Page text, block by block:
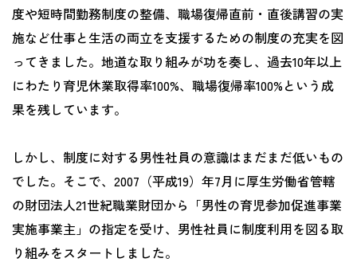
度や短時間勤務制度の整備、職場復帰直前・直後講習の実
施など仕事と生活の両立を支援するための制度の充実を図
ってきました。地道な取り組みが功を奏し、過去10年以上
にわたり育児休業取得率100%、職場復帰率100%という成
果を残しています。
しかし、制度に対する男性社員の意識はまだまだ低いもの
でした。そこで、2007（平成19）年7月に厚生労働省管轄
の財団法人21世紀職業財団から「男性の育児参加促進事業
実施事業主」の指定を受け、男性社員に制度利用を図る取
り組みをスタートしました。